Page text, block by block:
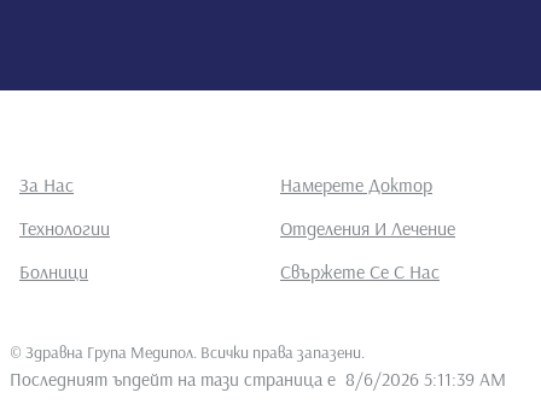
За Нас
Намерете Доктор
Технологии
Отделения И Лечение
Болници
Свържете Се С Нас
© Здравна Група Медипол. Всички права запазени.
Последният ъпдейт на тази страница е 8/6/2026 5:11:39 AM